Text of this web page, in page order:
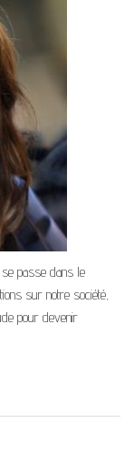
passe dans le
sur notre société,
pour devenir